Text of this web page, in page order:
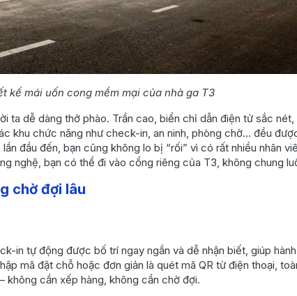
kế mái uốn cong mềm mại của nhà ga T3
ta dễ dàng thở phào. Trần cao, biển chỉ dẫn điện tử sắc
khu chức năng như check-in, an ninh, phòng chờ… đều
đầu đến, bạn cũng không lo bị “rối” vì có rất nhiều nhân
nghệ, bạn có thể đi vào cổng riêng của T3, không chung
chờ đợi lâu
in tự động được bố trí ngay ngắn và dễ nhận biết, giúp
mã đặt chỗ hoặc đơn giản là quét mã QR từ điện thoại,
không cần xếp hàng, không cần chờ đợi.